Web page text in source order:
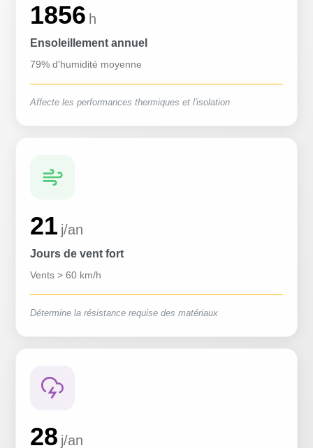
1856 h
Ensoleillement annuel
79% d'humidité moyenne
Affecte les performances thermiques et l'isolation
21 j/an
Jours de vent fort
Vents > 60 km/h
Détermine la résistance requise des matériaux
28 j/an